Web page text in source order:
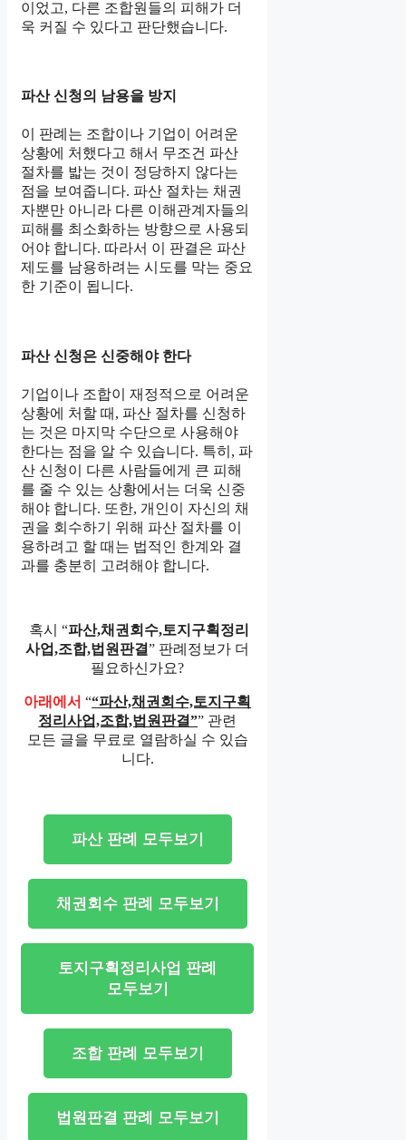
이었고, 다른 조합원들의 피해가 더
욱 커질 수 있다고 판단했습니다.
파산 신청의 남용을 방지
이 판례는 조합이나 기업이 어려운
상황에 처했다고 해서 무조건 파산
절차를 밟는 것이 정당하지 않다는
점을 보여줍니다. 파산 절차는 채권
자뿐만 아니라 다른 이해관계자들의
피해를 최소화하는 방향으로 사용되
어야 합니다. 따라서 이 판결은 파산
제도를 남용하려는 시도를 막는 중요
한 기준이 됩니다.
파산 신청은 신중해야 한다
기업이나 조합이 재정적으로 어려운
상황에 처할 때, 파산 절차를 신청하
는 것은 마지막 수단으로 사용해야
한다는 점을 알 수 있습니다. 특히, 파
산 신청이 다른 사람들에게 큰 피해
를 줄 수 있는 상황에서는 더욱 신중
해야 합니다. 또한, 개인이 자신의 채
권을 회수하기 위해 파산 절차를 이
용하려고 할 때는 법적인 한계와 결
과를 충분히 고려해야 합니다.
혹시 “파산,채권회수,토지구획정리
사업,조합,법원판결” 판례정보가 더
필요하신가요?
아래에서 ““파산,채권회수,토지구획
정리사업,조합,법원판결”” 관련
모든 글을 무료로 열람하실 수 있습
니다.
파산 판례 모두보기
채권회수 판례 모두보기
토지구획정리사업 판례
모두보기
조합 판례 모두보기
법원판결 판례 모두보기